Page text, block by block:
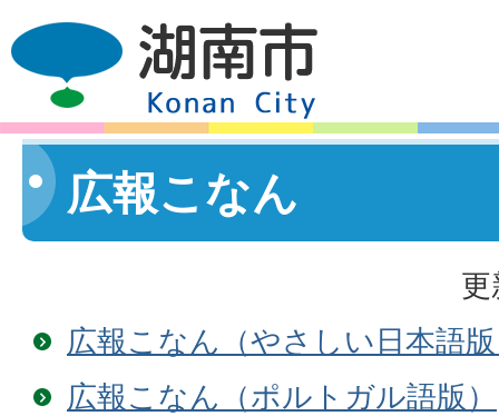
広報こなん
広報こなん（やさしい日本語
広報こなん（ポルトガル語版）